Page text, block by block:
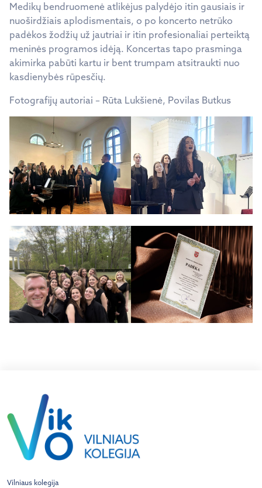
Medikų bendruomenė atlikėjus palydėjo itin gausiais ir
nuoširdžiais aplodismentais, o po koncerto netrūko
padėkos žodžių už jautriai ir itin profesionaliai perteiktą
meninės programos idėją. Koncertas tapo prasminga
akimirka pabūti kartu ir bent trumpam atsitraukti nuo
kasdienybės rūpesčių.
Fotografijų autoriai – Rūta Lukšienė, Povilas Butkus
Vilniaus kolegija